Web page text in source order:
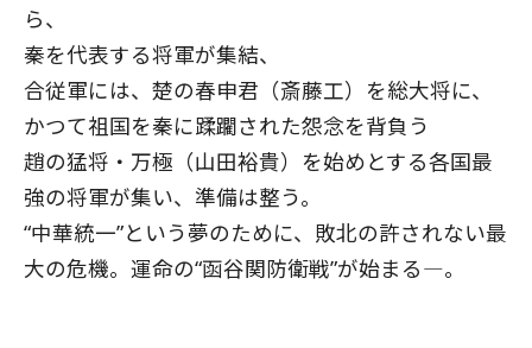
ら、
秦を代表する将軍が集結、
合従軍には、楚の春申君（斎藤工）を総大将に、
かつて祖国を秦に蹂躙された怨念を背負う
趙の猛将・万極（山田裕貴）を始めとする各国最
強の将軍が集い、準備は整う。
“中華統一”という夢のために、敗北の許されない最
大の危機。運命の“函谷関防衛戦”が始まる―。